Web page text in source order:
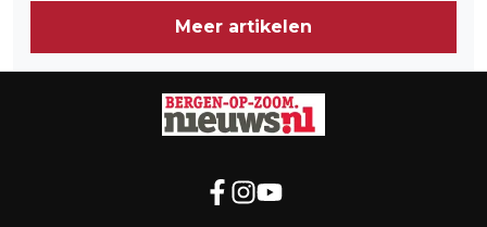
Meer artikelen